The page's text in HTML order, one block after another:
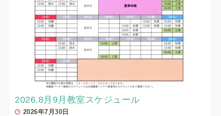
2026.8月9月教室スケジュール
2026年7月30日